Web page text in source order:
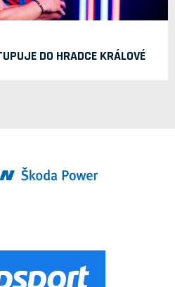
DO HRADCE KRÁLOVÉ